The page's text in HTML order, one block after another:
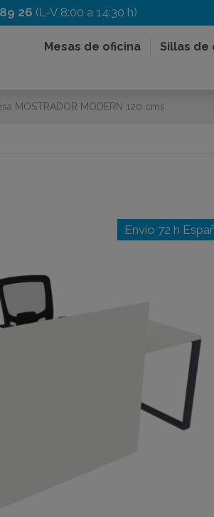
26 (L-V 8:00 a 14:30 h)
Mesas de oficina Sillas de
MOSTRADOR MODERN 120 cms
Envío 72 h